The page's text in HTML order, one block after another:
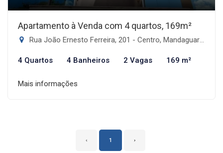
Apartamento à Venda com 4 quartos, 169m²
Rua João Ernesto Ferreira, 201 - Centro, Mandaguari-PR
4 Quartos 4 Banheiros 2 Vagas 169 m²
Mais informações
‹ 1 ›